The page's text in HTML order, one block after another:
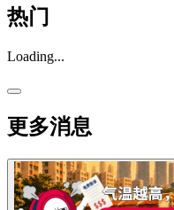
热门
Loading...
更多消息